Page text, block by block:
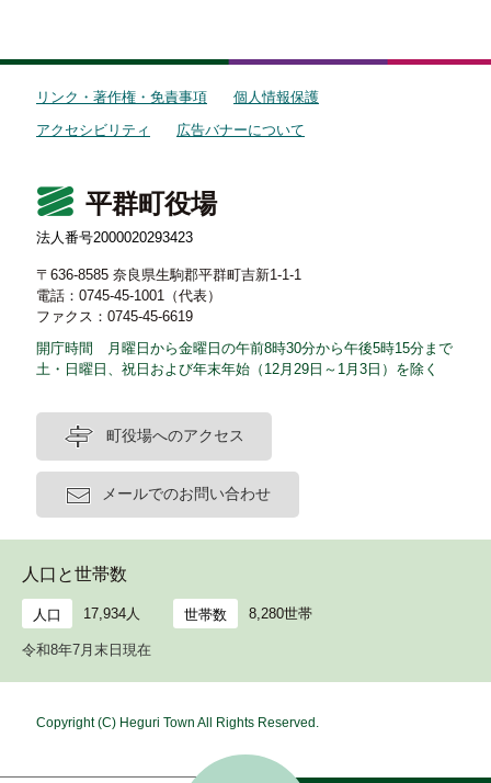
リンク・著作権・免責事項
個人情報保護
アクセシビリティ
広告バナーについて
平群町役場
法人番号2000020293423
〒636-8585 奈良県生駒郡平群町吉新1-1-1
電話：0745-45-1001（代表）
ファクス：0745-45-6619
開庁時間 月曜日から金曜日の午前8時30分から午後5時15分まで
土・日曜日、祝日および年末年始（12月29日～1月3日）を除く
町役場へのアクセス
メールでのお問い合わせ
人口と世帯数
人口 17,934人 世帯数 8,280世帯
令和8年7月末日現在
Copyright (C) Heguri Town All Rights Reserved.